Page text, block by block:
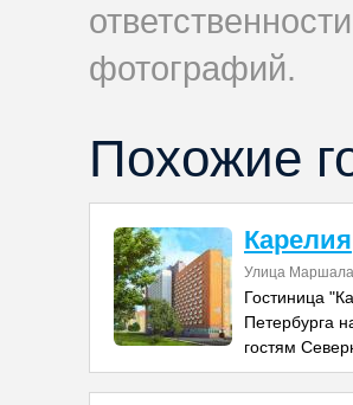
фотографий.
Похожие
Карелия
Улица Маршала
Гостиница
Петербурга
гостям